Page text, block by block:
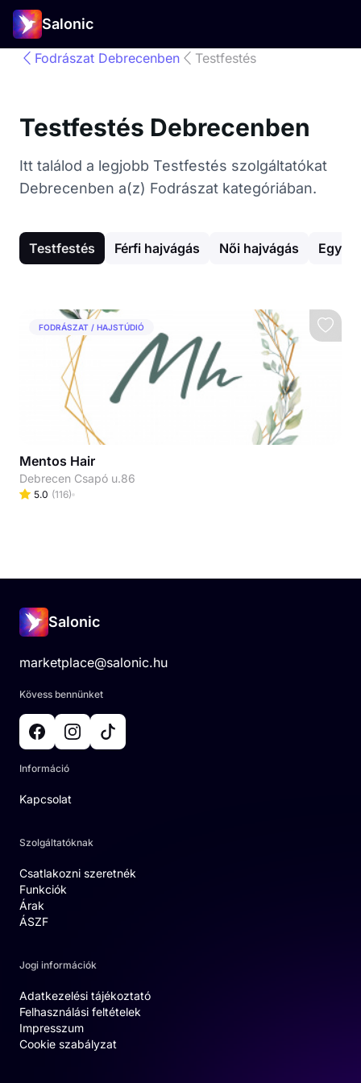
Salonic
Fodrászat Debrecenben Testfestés
Testfestés Debrecenben
Itt találod a legjobb Testfestés szolgáltatókat
Debrecenben a(z) Fodrászat kategóriában.
Testfestés Férfi hajvágás Női hajvágás
FODRÁSZAT / HAJSTÚDIÓ
Mentos Hair
Debrecen Csapó u.86
5.0 (116)
Salonic
marketplace@salonic.hu
Kövess bennünket
Információ
Kapcsolat
Szolgáltatóknak
Csatlakozni szeretnék
Funkciók
Árak
ÁSZF
Jogi információk
Adatkezelési tájékoztató
Felhasználási feltételek
Impresszum
Cookie szabályzat